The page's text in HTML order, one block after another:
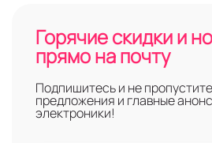
Горячие скидки и
прямо на почту
Подпишитесь и не
предложения и главные
электроники!